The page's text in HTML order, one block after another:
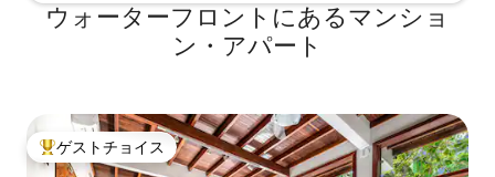
ウォーターフロントにあるマンショ
ン・アパート
大好評のゲストチョイスです。
ゲストチョイス